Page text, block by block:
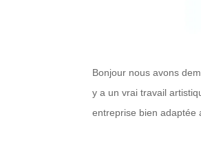
Bonjour nous avons
y a un vrai travail
entreprise bien adaptée